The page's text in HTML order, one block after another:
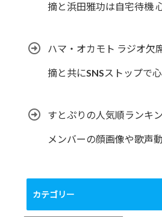
摘と浜田雅功は自宅待機
ハマ・オカモト ラジオ欠
摘と共にSNSストップで
すとぷりの人気順ランキ
メンバーの顔画像や歌声
カテゴリー